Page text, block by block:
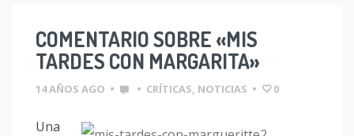
COMENTARIO SOBRE «MIS
TARDES CON MARGARITA»
14 AÑOS AGO • • CRÍTICAS, NOTICIAS • 0
Una